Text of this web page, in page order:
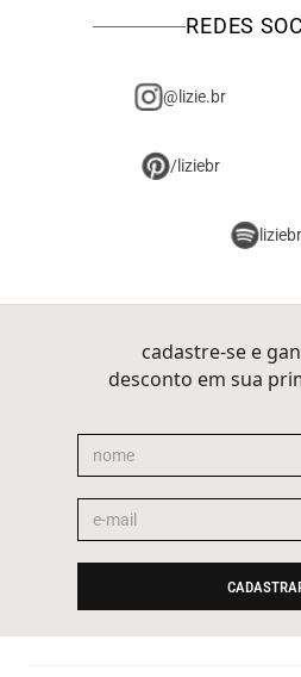
REDES
@lizie.br
/liziebr
liziebr
cadastre-se e
desconto em sua